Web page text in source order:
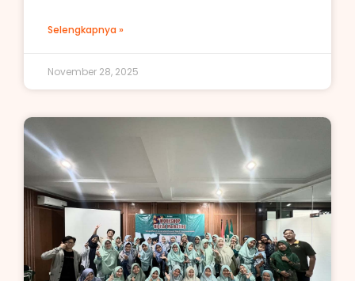
Selengkapnya »
November 28, 2025